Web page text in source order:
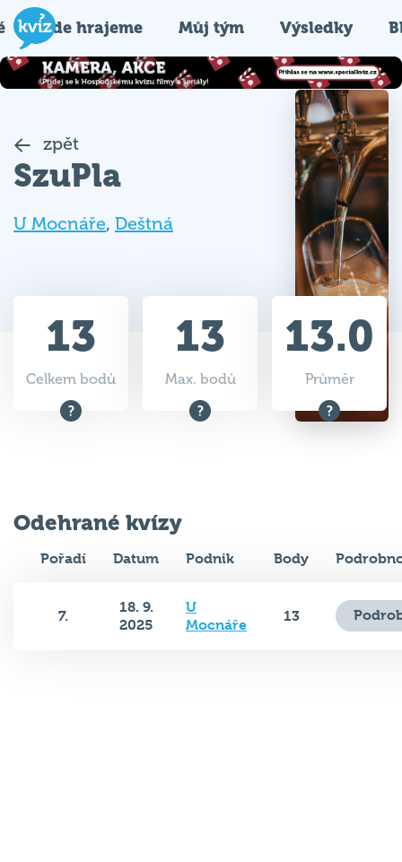
Kde hrajeme Můj tým Výsledky
zpět
SzuPla
U Mocnáře, Deštná
13
Celkem bodů
13
Max. bodů
13.0
Průměr
Odehrané kvízy
Pořadí Datum Podnik Body
7.
18. 9.
2025
U
Mocnáře
13